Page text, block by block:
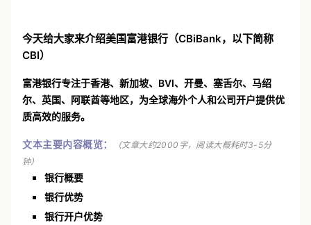
今天给大家来介绍美国富港银行（CBiBank，以下简称
CBI）
富港银行专注于香港、新加坡、BVI、开曼、塞舌尔、马绍
尔、英国、阿联酋等地区，为全球海外个人和公司开户提供优
质高效的服务。
文本主要内容概览：
（文章大约2000字，阅读大概耗时3-5分
钟）
银行概要
银行优势
银行开户优势